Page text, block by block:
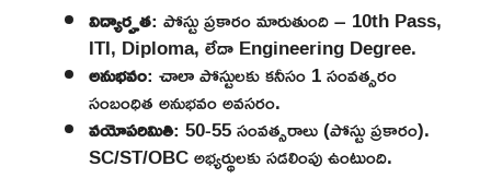
విద్యార్హత: పోస్టు ప్రకారం మారుతుంది – 10th Pass,
ITI, Diploma, లేదా Engineering Degree.
అనుభవం: చాలా పోస్టులకు కనీసం 1 సంవత్సరం
సంబంధిత అనుభవం అవసరం.
వయోపరిమితి: 50-55 సంవత్సరాలు (పోస్టు ప్రకారం).
SC/ST/OBC అభ్యర్థులకు సడలింపు ఉంటుంది.